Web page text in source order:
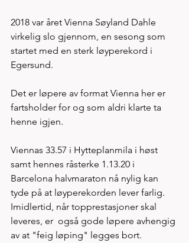
2018 var året Vienna Søyland Dahle
virkelig slo gjennom, en sesong som
startet med en sterk løyperekord i
Egersund.
Det er løpere av format Vienna her er
fartsholder for og som aldri klarte ta
henne igjen.
Viennas 33.57 i Hytteplanmila i høst
samt hennes råsterke 1.13.20 i
Barcelona halvmaraton nå nylig kan
tyde på at løyperekorden lever farlig.
Imidlertid, når topprestasjoner skal
leveres, er  også gode løpere avhengig
av at "feig løping" legges bort.